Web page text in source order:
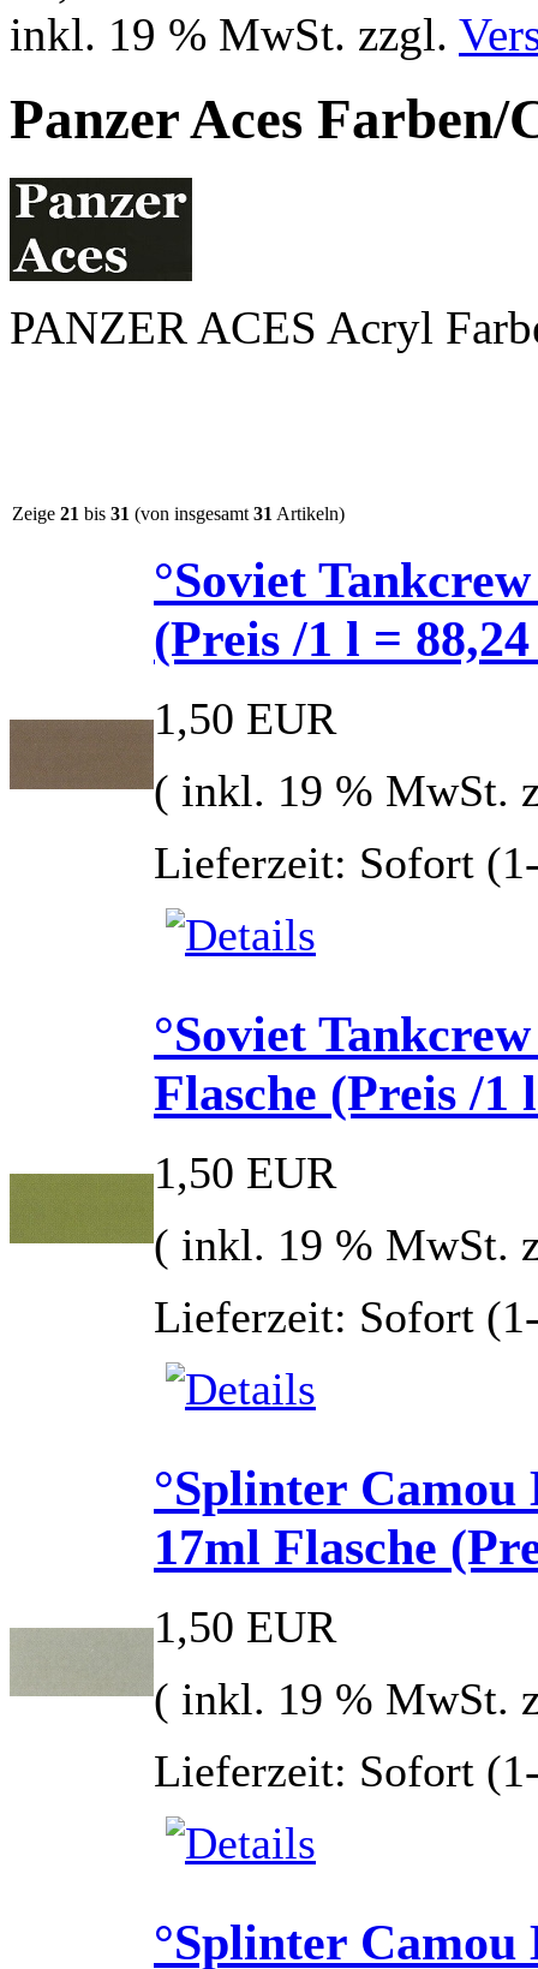
inkl. 19 % MwSt. zzgl.
Panzer Aces
PANZER ACES Acryl
Zeige 21 bis 31 (von insgesamt 31 Artikeln)
°Soviet
(Preis /1 l =
1,50 EUR
( inkl. 19 % MwSt.
Lieferzeit: Sofort
°Soviet
Flasche (Preis /1
1,50 EUR
( inkl. 19 % MwSt.
Lieferzeit: Sofort
°Splinter Camou
17ml Flasche
1,50 EUR
( inkl. 19 % MwSt.
Lieferzeit: Sofort
°Splinter